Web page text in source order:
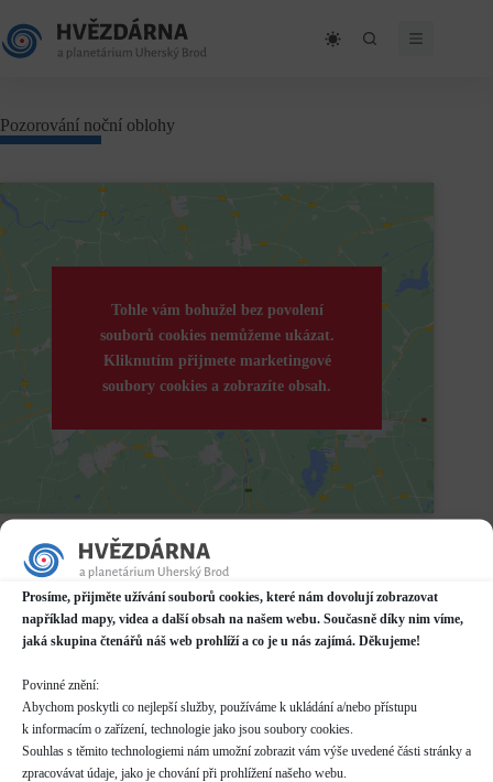
Prosíme, přijměte užívání souborů cookies, které nám dovolují zobrazovat
například mapy, videa a další obsah na našem webu. Současně díky nim víme,
jaká skupina čtenářů náš web prohlíží a co je u nás zajímá. Děkujeme!
Povinné znění:
Abychom poskytli co nejlepší služby, používáme k ukládání a/nebo přístupu
k informacím o zařízení, technologie jako jsou soubory cookies.
Souhlas s těmito technologiemi nám umožní zobrazit vám výše uvedené části stránky a
zpracovávat údaje, jako je chování při prohlížení našeho webu.
to
content
Pozorování noční oblohy
Tohle vám bohužel bez povolení
souborů cookies nemůžeme ukázat.
Kliknutím přijmete marketingové
soubory cookies a zobrazíte obsah.
Datum / čas
24.02.2023
18:00 - 21:00
Místo konání
Hvězdárna
Další informace o dostupnosti a parkování
Kategorie
Pravidelné akce